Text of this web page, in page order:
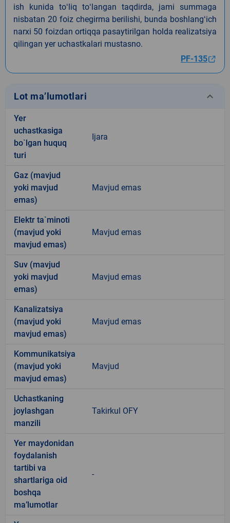
ish kunida toʻliq toʻlangan taqdirda, jami summaga
nisbatan 20 foiz chegirma berilishi, bunda boshlangʻich
narxi 50 foizdan ortiqqa pasaytirilgan holda realizatsiya
qilingan yer uchastkalari mustasno.
PF-135
Lot ma’lumotlari keyboard_arrow_down
Yer
uchastkasiga
bo`lgan huquq
turi
Ijara
Gaz (mavjud
yoki mavjud
emas)
Mavjud emas
Elektr ta`minoti
(mavjud yoki
mavjud emas)
Mavjud emas
Suv (mavjud
yoki mavjud
emas)
Mavjud emas
Kanalizatsiya
(mavjud yoki
mavjud emas)
Mavjud emas
Kommunikatsiya
(mavjud yoki
mavjud emas)
Mavjud
Uchastkaning
joylashgan
manzili
Takirkul OFY
Yer maydonidan
foydalanish
tartibi va
shartlariga oid
boshqa
ma’lumotlar
-